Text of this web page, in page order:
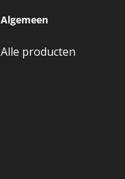
Algemeen
Alle producten